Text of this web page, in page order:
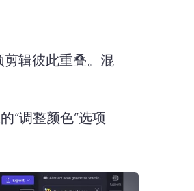
辑彼此重叠。 混
的“调整颜色”选项